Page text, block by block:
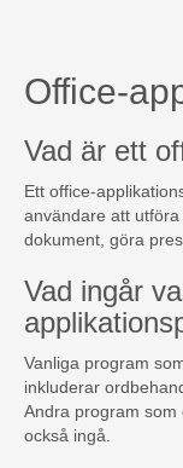
Office-
Vad är ett
Ett office-
användare att
dokument, göra
Vad ingår
Vanliga program
inkluderar
Andra program som
också ingå.